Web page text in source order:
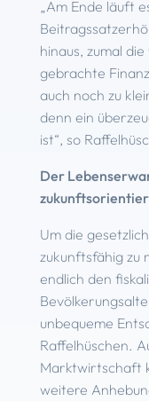
„Am Ende läuft
hinaus, zumal
gebrachte
auch noch zu
denn ein
ist“, so
Der
Um die
zukunftsfähig zu
endlich den
unbequeme
Raffelhüschen.
Marktwirtschaft
weitere